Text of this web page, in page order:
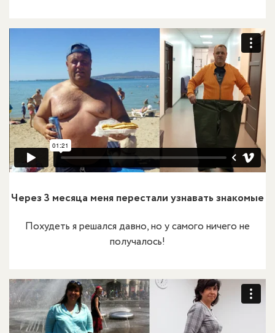
Через 3 месяца меня перестали узнавать знакомые
Похудеть я решался давно, но у самого ничего не
получалось!